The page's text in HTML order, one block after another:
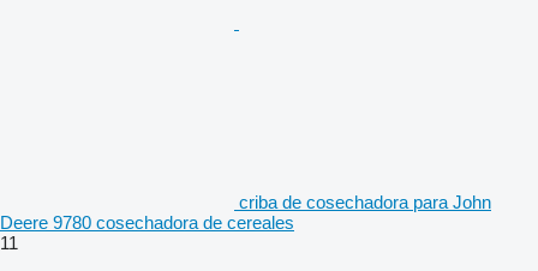
criba de cosechadora para John
Deere 9780 cosechadora de cereales
11